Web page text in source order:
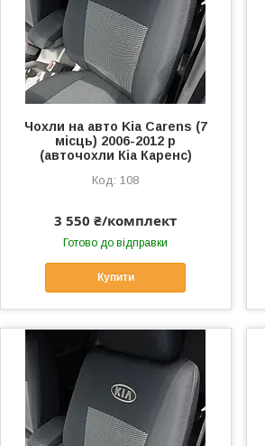
Чохли на авто Kia Carens (7
місць) 2006-2012 р
(авточохли Кіа Каренс)
108
3 550 ₴/комплект
Готово до відправки
Купити